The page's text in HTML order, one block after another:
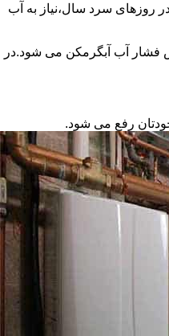
روزهای سرد سال،نیاز به آب
فشار آب آبگرمکن می شود.در
رفع می شود.